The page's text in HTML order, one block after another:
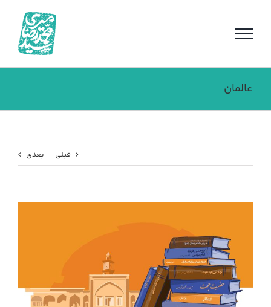
عالمان
قبلی بعدی